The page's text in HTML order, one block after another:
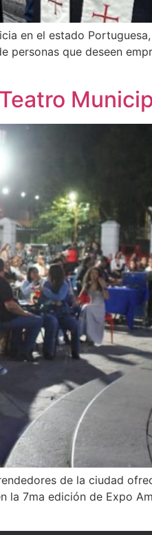
en el estado
personas que deseen
de la ciudad
7ma edición de Expo